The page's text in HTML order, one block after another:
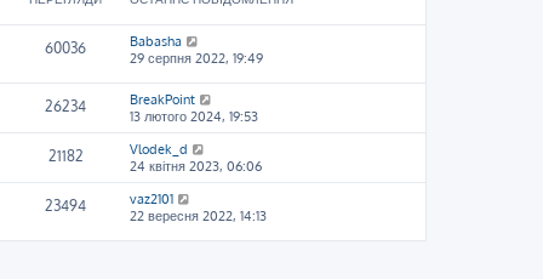
60036
Babasha
29 серпня 2022, 19:49
26234
BreakPoint
13 лютого 2024, 19:53
21182
Vlodek_d
24 квітня 2023, 06:06
23494
vaz2101
22 вересня 2022, 14:13